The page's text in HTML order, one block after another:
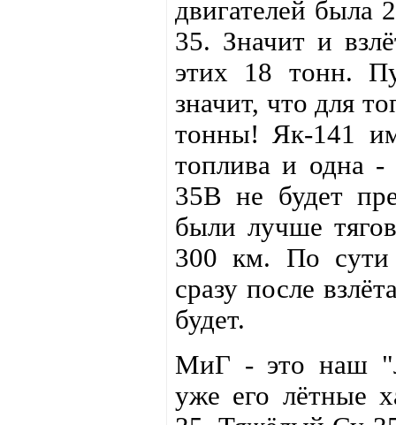
двигателей была
35. Значит и
этих 18 тонн.
значит, что для
тонны! Як-141
топлива и одна -
35B не будет
были лучше
300 км. По сути
сразу после
будет.
МиГ - это наш
уже его лётные